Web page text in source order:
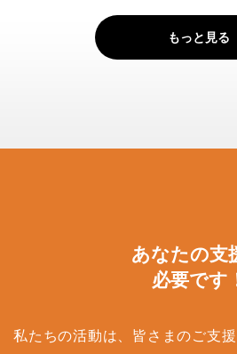
もっと見る
あなたの支
必要です
私たちの活動は、皆さまのご支